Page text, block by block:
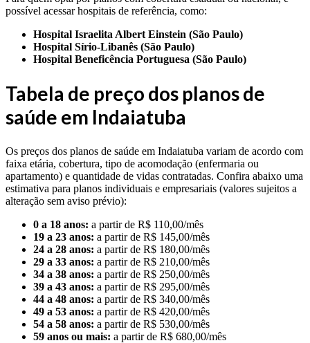
possível acessar hospitais de referência, como:
Hospital Israelita Albert Einstein (São Paulo)
Hospital Sírio-Libanês (São Paulo)
Hospital Beneficência Portuguesa (São Paulo)
Tabela de preço dos planos de
saúde em Indaiatuba
Os preços dos planos de saúde em Indaiatuba variam de acordo com
faixa etária, cobertura, tipo de acomodação (enfermaria ou
apartamento) e quantidade de vidas contratadas. Confira abaixo uma
estimativa para planos individuais e empresariais (valores sujeitos a
alteração sem aviso prévio):
0 a 18 anos: a partir de R$ 110,00/mês
19 a 23 anos: a partir de R$ 145,00/mês
24 a 28 anos: a partir de R$ 180,00/mês
29 a 33 anos: a partir de R$ 210,00/mês
34 a 38 anos: a partir de R$ 250,00/mês
39 a 43 anos: a partir de R$ 295,00/mês
44 a 48 anos: a partir de R$ 340,00/mês
49 a 53 anos: a partir de R$ 420,00/mês
54 a 58 anos: a partir de R$ 530,00/mês
59 anos ou mais: a partir de R$ 680,00/mês